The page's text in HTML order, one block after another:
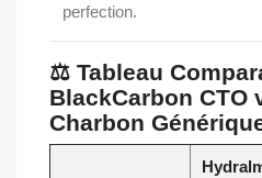
perfection.
⚖️ Tableau
BlackCarbon CTO
Charbon